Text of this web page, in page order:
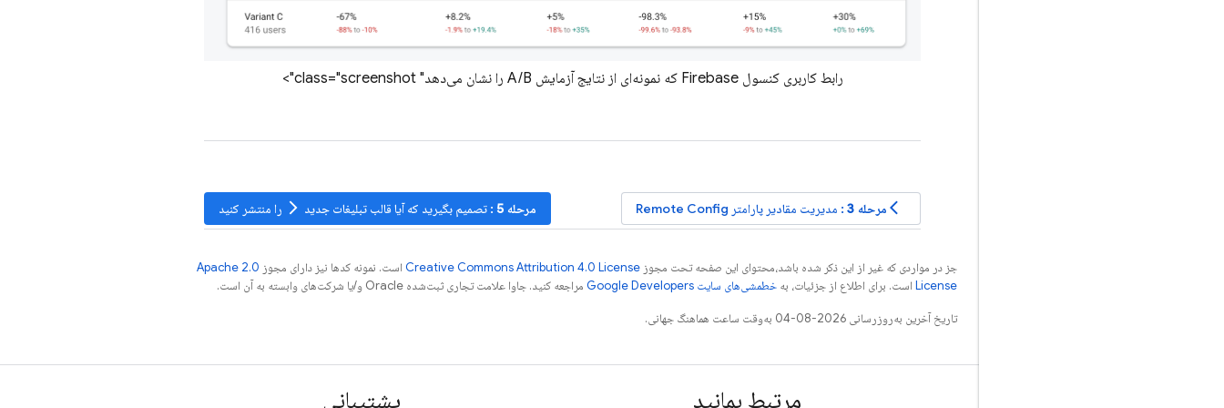
رابط کاربری کنسول Firebase که نمونه‌ای از نتایج آزمایش A/B را نشان می‌دهد" class="screenshot">
arrow_back_ios مرحله 3 : مدیریت مقادیر پارامتر Remote Config مرحله 5 : تصمیم بگیرید که آیا قالب تبلیغات جدید arrow_forward_ios را منتشر کنید
جز در مواردی که غیر از این ذکر شده باشد،‌محتوای این صفحه تحت مجوز Creative Commons Attribution 4.0 License است. نمونه کدها نیز دارای مجوز Apache 2.0
License است. برای اطلاع از جزئیات، به خطمشی‌های سایت Google Developers‏ مراجعه کنید. جاوا علامت تجاری ثبت‌شده Oracle و/یا شرکت‌های وابسته به آن است.
تاریخ آخرین به‌روزرسانی 2026-08-04 به‌وقت ساعت هماهنگ جهانی.
مرتبط بمانید پشتیبانی